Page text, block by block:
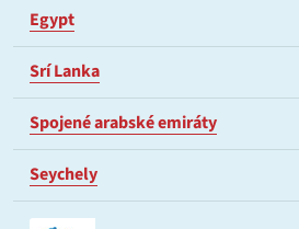
Egypt
Srí Lanka
Spojené arabské emiráty
Seychely